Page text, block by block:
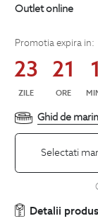
Outlet online
Promotia expira in:
23
ZILE
21
ORE
Ghid de
Selectati
Detalii produs